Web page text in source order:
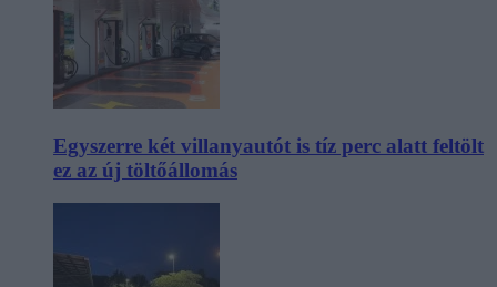
Egyszerre két villanyautót is tíz perc alatt feltölt
ez az új töltőállomás